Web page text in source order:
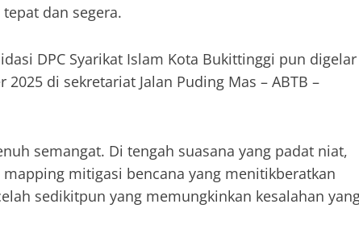
dan segera.
DPC Syarikat Islam Kota Bukittinggi pun digelar
di sekretariat Jalan Puding Mas – ABTB –
semangat. Di tengah suasana yang padat niat,
mitigasi bencana yang menitikberatkan
sedikitpun yang memungkinkan kesalahan